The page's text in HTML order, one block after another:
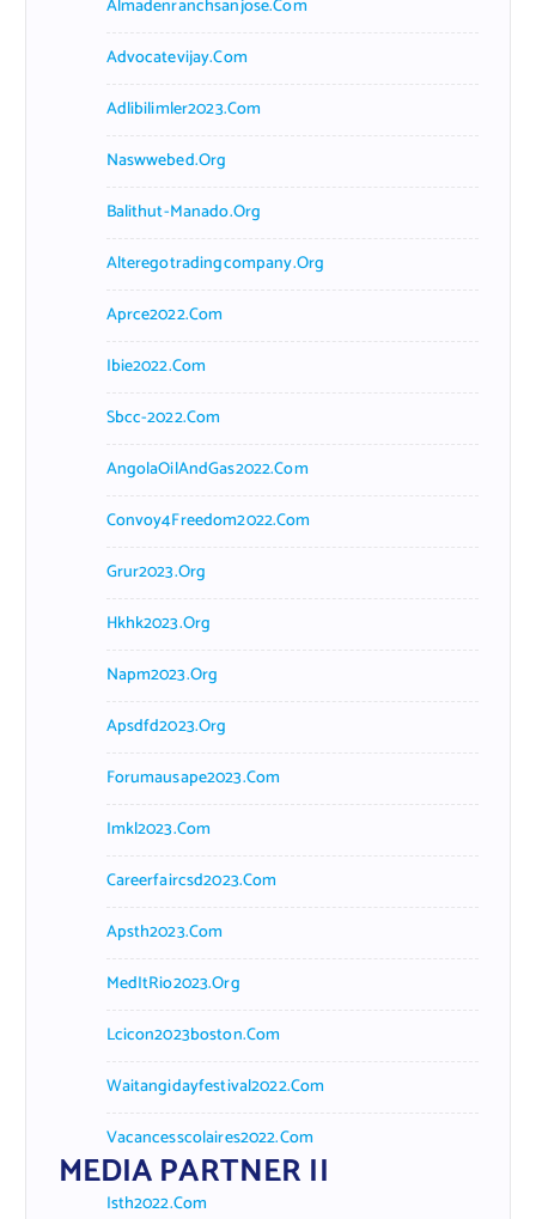
Almadenranchsanjose.com
Advocatevijay.com
Adlibilimler2023.com
Naswwebed.org
Balithut-Manado.org
Alteregotradingcompany.org
Aprce2022.com
Ibie2022.com
Sbcc-2022.com
AngolaOilAndGas2022.com
Convoy4Freedom2022.com
Grur2023.org
Hkhk2023.org
Napm2023.org
Apsdfd2023.org
Forumausape2023.com
Imkl2023.com
Careerfaircsd2023.com
Apsth2023.com
MedItRio2023.org
Lcicon2023boston.com
Waitangidayfestival2022.com
Vacancesscolaires2022.com
MEDIA PARTNER II
Isth2022.com